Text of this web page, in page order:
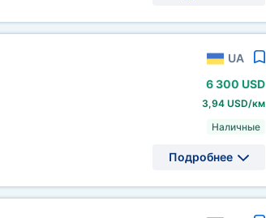
UA
6 300 USD
3,94 USD/км
Наличные
Подробнее